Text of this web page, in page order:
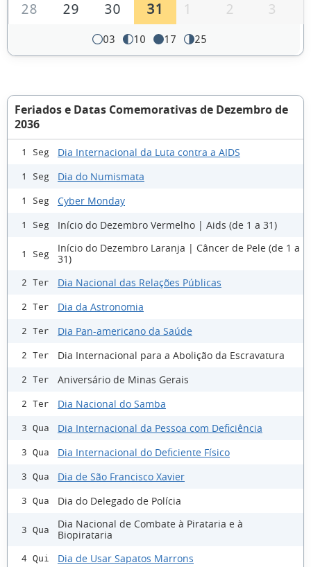
28
29 30 31 1 2 3
03 10 17 25
Feriados e Datas Comemorativas de Dezembro de
2036
1 Seg Dia Internacional da Luta contra a AIDS
1 Seg Dia do Numismata
1 Seg Cyber Monday
1 Seg Início do Dezembro Vermelho | Aids (de 1 a 31)
1 Seg
Início do Dezembro Laranja | Câncer de Pele (de 1 a
31)
2 Ter Dia Nacional das Relações Públicas
2 Ter Dia da Astronomia
2 Ter Dia Pan-americano da Saúde
2 Ter Dia Internacional para a Abolição da Escravatura
2 Ter Aniversário de Minas Gerais
2 Ter Dia Nacional do Samba
3 Qua Dia Internacional da Pessoa com Deficiência
3 Qua Dia Internacional do Deficiente Físico
3 Qua Dia de São Francisco Xavier
3 Qua Dia do Delegado de Polícia
3 Qua
Dia Nacional de Combate à Pirataria e à
Biopirataria
4 Qui Dia de Usar Sapatos Marrons